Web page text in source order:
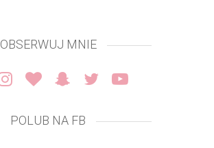
OBSERWUJ MNIE
POLUB NA FB